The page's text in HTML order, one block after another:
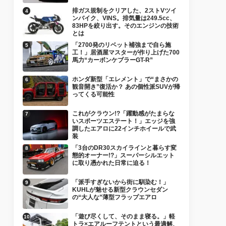
排ガス規制をクリアした、2ストVツイ
ンバイク、VINS。排気量は249.5cc、
83HPを絞り出す。そのエンジンの技術
とは
「2700発のリベット補強まで自ら施
工！」居酒屋マスターが作り上げた700
馬力“カーボンケブラーGT-R”
ホンダ新型「エレメント」で“まさかの
観音開き”復活か？ あの個性派SUVが帰
ってくる可能性
これがクラウン!?「躍動感がたまらな
いスポーツエステート！」エッジを強
調したエアロに22インチホイールで武
装
「3台のDR30スカイラインと暮らす変
態的オーナー!?」スーパーシルエット
に取り憑かれた日常に迫る！
「派手すぎないから街に馴染む！」
KUHLが魅せる新型クラウンセダン
の“大人な”薄型フラップエアロ
「遊び尽くして、そのまま寝る。」軽
トラ×エアルーフテントという最適解、